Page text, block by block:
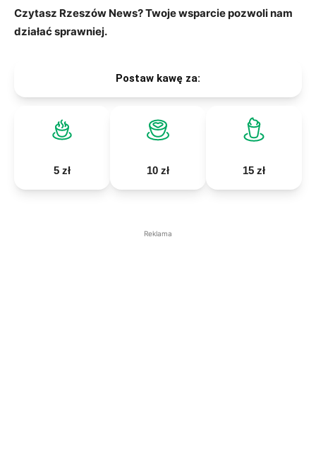
Czytasz Rzeszów News? Twoje wsparcie pozwoli nam
działać sprawniej.
Postaw kawę za:
5 zł 10 zł 15 zł
Reklama